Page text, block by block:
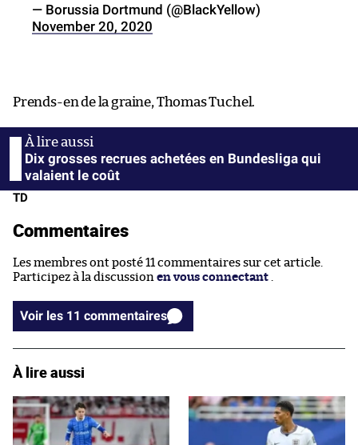
— Borussia Dortmund (@BlackYellow)
November 20, 2020
Prends-en de la graine, Thomas Tuchel.
Dix grosses recrues achetées en Bundesliga qui
valaient le coût
TD
Commentaires
Les membres ont posté 11 commentaires sur cet article.
Participez à la discussion en vous connectant
Voir les 11 commentaires
À lire aussi